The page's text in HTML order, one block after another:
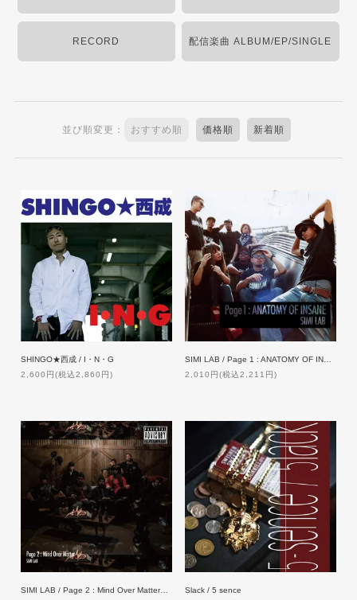
RECORD 配信楽曲 ALBUM/EP/SINGLE
並び順変更： おすすめ順 価格順 新着順
SHINGO★西成 / I・N・G
2,600円(税込2,860円)
2,010円(税込2,211円)
SIMI LAB / Page 2 : Mind Over Matter【通常版】
Slack / 5 sence